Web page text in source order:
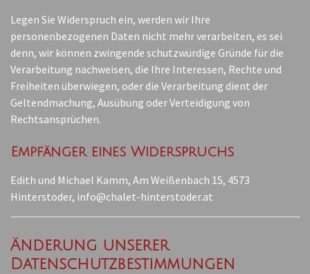
Legen Sie Widerspruch ein, werden wir Ihre
personenbezogenen Daten nicht mehr verarbeiten, es sei
denn, wir können zwingende schutzwürdige Gründe für die
Verarbeitung nachweisen, die Ihre Interessen, Rechte und
Freiheiten überwiegen, oder die Verarbeitung dient der
Geltendmachung, Ausübung oder Verteidigung von
Rechtsansprüchen.
Empfänger eines Widerspruchs
Edith und Michael Kamm, Am Weißenbach 15, 4573
Hinterstoder, info@chalet-hinterstoder.at
Änderung unserer
Datenschutzbestimmungen